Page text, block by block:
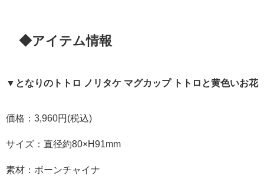
◆アイテム情報
▼となりのトトロ ノリタケ マグカップ トトロと黄色いお花
価格：3,960円(税込)
サイズ：直径約80×H91mm
素材：ボーンチャイナ